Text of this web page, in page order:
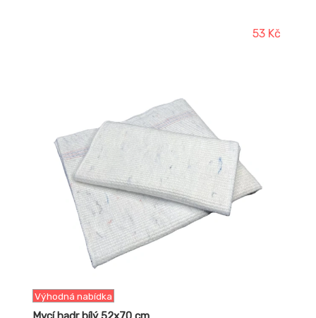
53 Kč
Výhodná nabídka